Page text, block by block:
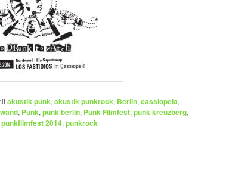
akustik punk, akustik punkrock, Berlin, cassiopeia,
, Punk, punk berlin, Punk Filmfest, punk kreuzberg,
punkfilmfest 2014, punkrock